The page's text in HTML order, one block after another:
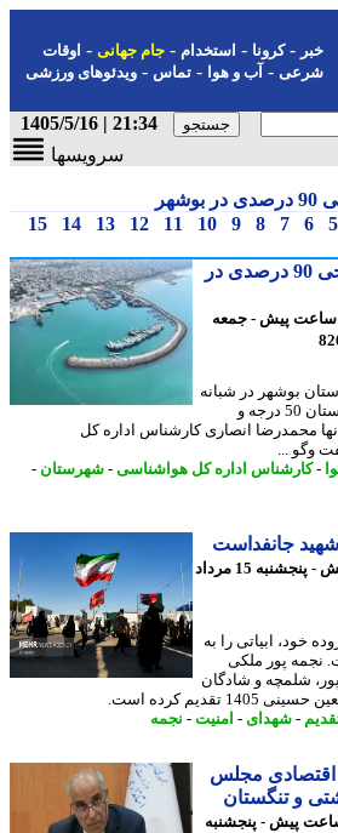
-کرونا-استخدام- جام جهانی-اوقات
-آب و هوا-تماس-ویدئوهای ورزشی
21:34 | 1405/5/16
سرویسها
6
7
8
9
10
11
12
13
14
15
دمای 50 درجه و شرجی 90 درصدی در
پیش - جمعه
بوشهر در شبانه
روز گذشته دمای هوا در 3 شهرستان 50 درجه و
محمدرضا انصاری کارشناس اداره کل
...
اداره کل هواشناسی-شهرستان-
جانفداست
31 ساعت پیش - پنجشنبه 15 مرداد
ابیاتی را به
پور ملکی
شلمچه و شادگان
-شهدای- امنیت-نجمه
مجلس
تنگستان
پیش - پنجشنبه